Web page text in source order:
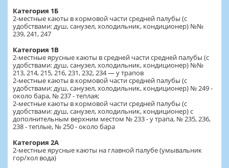
Категория 1Б
2-местные каюты в кормовой части средней палубы (с
удобствами: душ, санузел, холодильник, кондиционер) №№
239, 241, 247
Категория 1В
2-местные ярусные каюты в средней части средней палубы (с
удобствами: душ, санузел, холодильник, кондиционер) №№
213, 214, 215, 216, 231, 232, 234 — у трапов
2-местные каюты в кормовой части средней палубы (с
удобствами: душ, санузел, холодильник, кондиционер) № 249 -
около бара, № 237 - теплая;
2-местные каюты в кормовой части средней палубы (с
удобствами: душ, санузел, холодильник, кондиционер) с
дополнительным верхним местом № 233 - у трапа, № 235, 236,
238 - теплые, № 250 - около бара
Категория 2А
2-местные ярусные каюты на главной палубе (умывальник
гор/хол вода)